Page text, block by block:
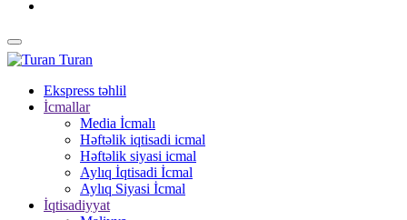
Turan
Ekspress təhlil
İcmallar
Media İcmalı
Həftəlik iqtisadi icmal
Həftəlik siyasi icmal
Aylıq İqtisadi İcmal
Aylıq Siyasi İcmal
İqtisadiyyat